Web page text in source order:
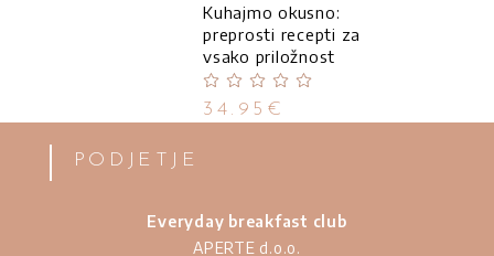
Kuhajmo okusno:
preprosti recepti za
vsako priložnost
5.00od
5
34.95 €
PODJETJE
Everyday breakfast club
APERTE d.o.o.